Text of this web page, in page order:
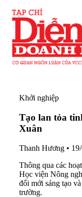
Khởi nghiệp
Tạo lan tỏa
Xuân
Thanh Hương •
Thông qua các
Học viện Nông
đổi mới sáng tạo
trường.